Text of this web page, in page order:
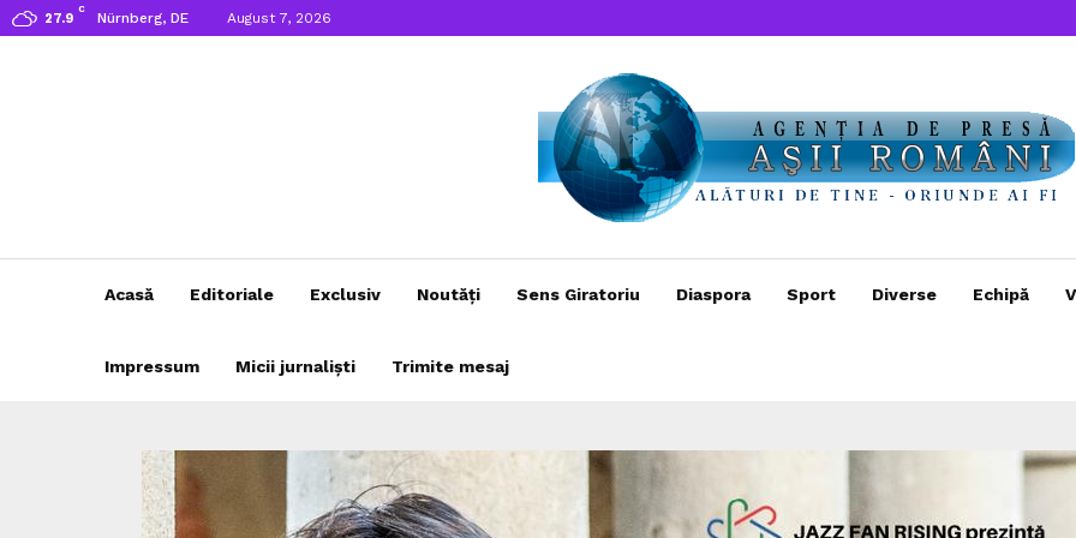
27.9
C
Nürnberg, DE August 7, 2026
Acasă Editoriale Exclusiv Noutăți Sens Giratoriu Diaspora Sport Diverse Echipă
Impressum Micii jurnaliști Trimite mesaj